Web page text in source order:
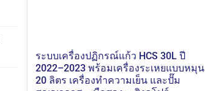
ระบบเครื่องปฏิกรณ์แก้ว HCS 30L ปี
2022–2023 พร้อมเครื่องระเหยแบบหมุน
20 ลิตร เครื่องทำความเย็น และปั๊ม